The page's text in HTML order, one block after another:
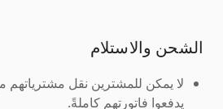
الشحن والاستلام
لا يمكن للمشترين نقل مشترياتهم
يدفعوا فاتورتهم كاملةً.